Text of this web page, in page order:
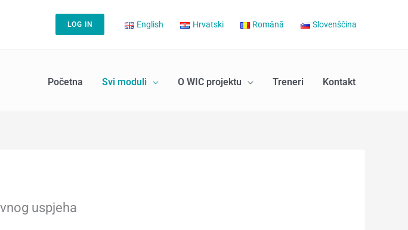
LOG IN English Hrvatski Română Slovenščina
Početna Svi moduli O WIC projektu Treneri Kontakt
uspjeha